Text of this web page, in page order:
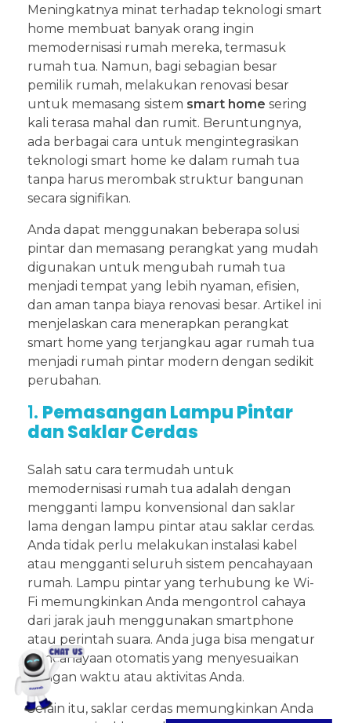
Meningkatnya minat terhadap teknologi smart
home membuat banyak orang ingin
memodernisasi rumah mereka, termasuk
rumah tua. Namun, bagi sebagian besar
pemilik rumah, melakukan renovasi besar
untuk memasang sistem smart home sering
kali terasa mahal dan rumit. Beruntungnya,
ada berbagai cara untuk mengintegrasikan
teknologi smart home ke dalam rumah tua
tanpa harus merombak struktur bangunan
secara signifikan.
Anda dapat menggunakan beberapa solusi
pintar dan memasang perangkat yang mudah
digunakan untuk mengubah rumah tua
menjadi tempat yang lebih nyaman, efisien,
dan aman tanpa biaya renovasi besar. Artikel ini
menjelaskan cara menerapkan perangkat
smart home yang terjangkau agar rumah tua
menjadi rumah pintar modern dengan sedikit
perubahan.
1. Pemasangan Lampu Pintar
dan Saklar Cerdas
Salah satu cara termudah untuk
memodernisasi rumah tua adalah dengan
mengganti lampu konvensional dan saklar
lama dengan lampu pintar atau saklar cerdas.
Anda tidak perlu melakukan instalasi kabel
atau mengganti seluruh sistem pencahayaan
rumah. Lampu pintar yang terhubung ke Wi-
Fi memungkinkan Anda mengontrol cahaya
dari jarak jauh menggunakan smartphone
atau perintah suara. Anda juga bisa mengatur
pencahayaan otomatis yang menyesuaikan
dengan waktu atau aktivitas Anda.
Selain itu, saklar cerdas memungkinkan Anda